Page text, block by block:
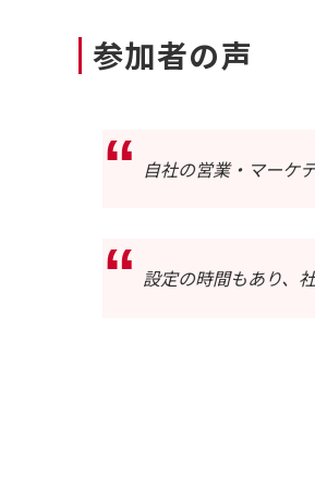
参加者の声
自社の営業・マーケ
設定の時間もあり、